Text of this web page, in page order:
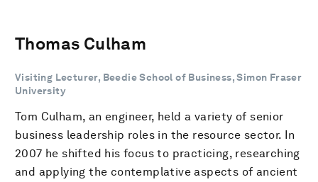
Thomas Culham
Visiting Lecturer, Beedie School of Business, Simon Fraser
University
Tom Culham, an engineer, held a variety of senior
business leadership roles in the resource sector. In
2007 he shifted his focus to practicing, researching
and applying the contemplative aspects of ancient